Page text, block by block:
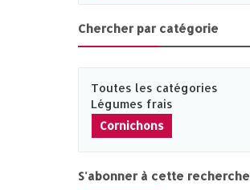
Chercher par catégorie
Toutes les catégories
Légumes frais
Cornichons
S'abonner à cette recherche